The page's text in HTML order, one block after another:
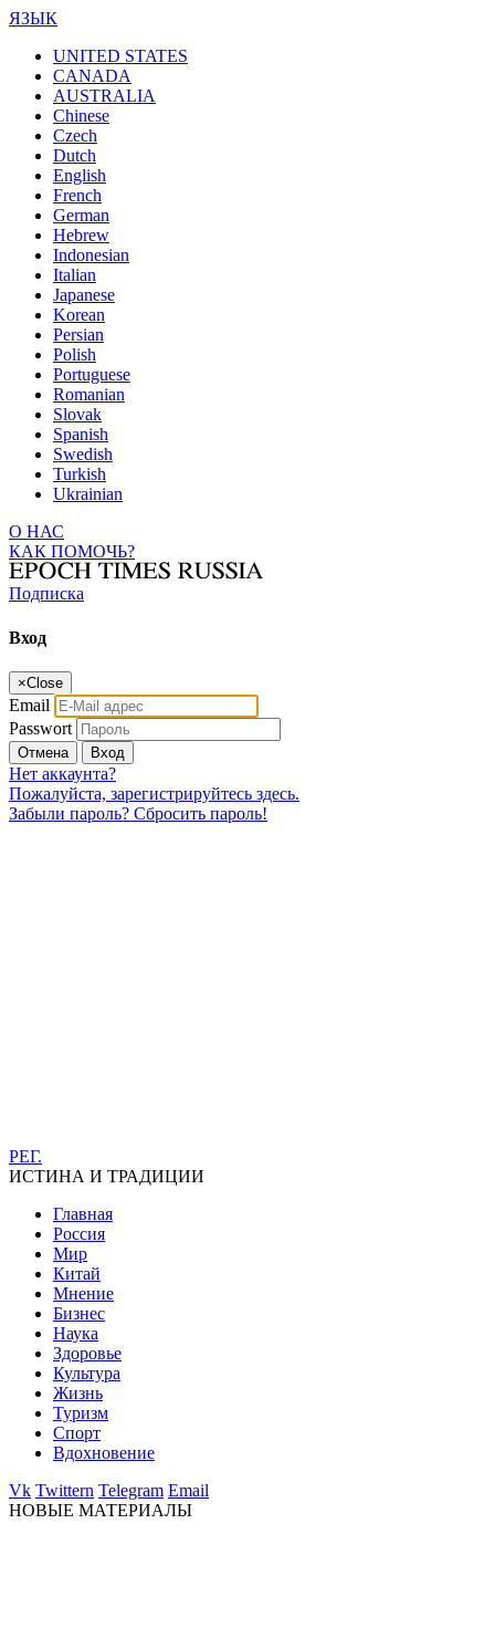
ЯЗЫК
UNITED STATES
CANADA
AUSTRALIA
Chinese
Czech
Dutch
English
French
German
Hebrew
Indonesian
Italian
Japanese
Korean
Persian
Polish
Portuguese
Romanian
Slovak
Spanish
Swedish
Turkish
Ukrainian
О НАС
КАК ПОМОЧЬ?
Подписка
Вход
×Close
Email
Passwort
Отмена Вход
Нет аккаунта?
Пожалуйста, зарегистрируйтесь здесь.
Забыли пароль? Сбросить пароль!
РЕГ.
ИСТИНА И ТРАДИЦИИ
Главная
Россия
Мир
Китай
Мнение
Бизнес
Наука
Здоровье
Культура
Жизнь
Туризм
Спорт
Вдохновение
Vk Twittern Telegram Email
НОВЫЕ МАТЕРИАЛЫ